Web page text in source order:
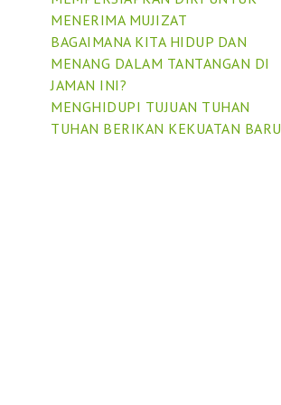
MENERIMA MUJIZAT
BAGAIMANA KITA HIDUP DAN
MENANG DALAM TANTANGAN DI
JAMAN INI?
MENGHIDUPI TUJUAN TUHAN
TUHAN BERIKAN KEKUATAN BARU